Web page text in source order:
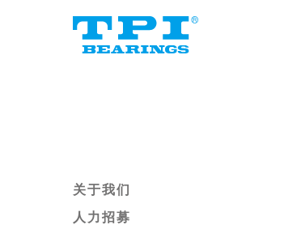
关于我们
人力招募